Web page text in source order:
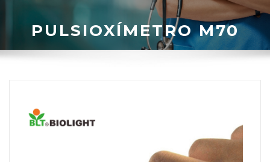
PULSIOXÍMETRO M70